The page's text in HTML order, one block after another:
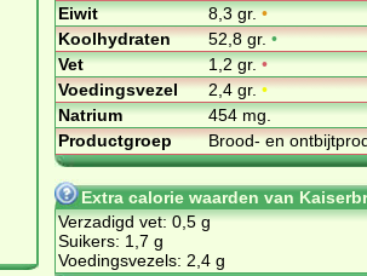
Eiwit
8,3 gr.•
Koolhydraten
52,8 gr.•
Vet
1,2 gr.•
Voedingsvezel
2,4 gr.•
Natrium
454 mg.
Productgroep
Brood- en
Extra calorie waarden van
Verzadigd vet: 0,5 g
Suikers: 1,7 g
Voedingsvezels: 2,4 g